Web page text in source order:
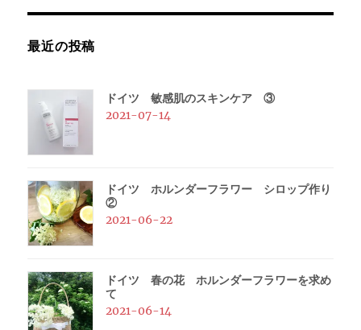
最近の投稿
ドイツ 敏感肌のスキンケア ③
2021-07-14
ドイツ ホルンダーフラワー シロップ作り
②
2021-06-22
ドイツ 春の花 ホルンダーフラワーを求め
て
2021-06-14